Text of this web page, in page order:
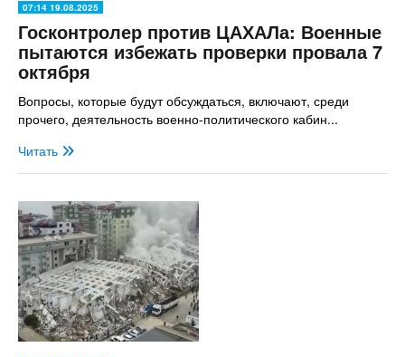
07:14 19.08.2025
Госконтролер против ЦАХАЛа: Военные
пытаются избежать проверки провала 7
октября
Вопросы, которые будут обсуждаться, включают, среди
прочего, деятельность военно-политического кабин...
Читать